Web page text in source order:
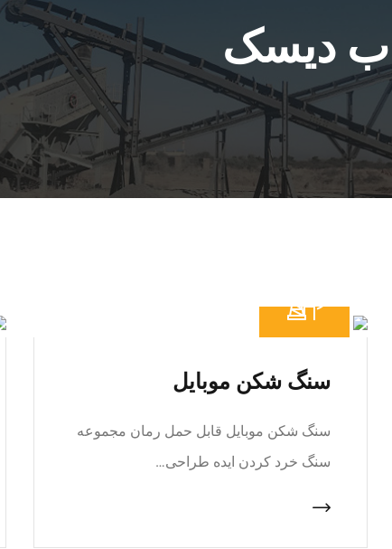
سنگ شکن موبایل
سنگ شکن موبایل قابل حمل رمان مجموعه
سنگ خرد کردن ایده طراحی…